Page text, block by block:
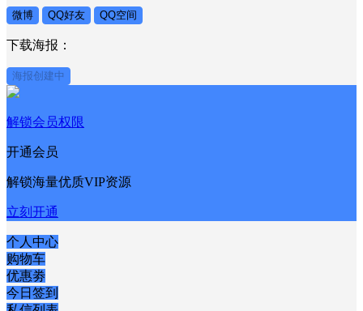
微博 QQ好友 QQ空间
下载海报：
海报创建中
解锁会员权限
开通会员
解锁海量优质VIP资源
立刻开通
个人中心
购物车
优惠劵
今日签到